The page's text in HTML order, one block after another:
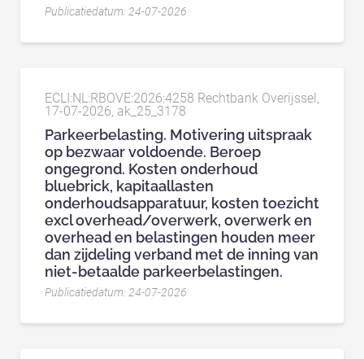
Publicatiedatum: 24-07-2026
ECLI:NL:RBOVE:2026:4258 Rechtbank Overijssel,
17-07-2026, ak_25_3178
Parkeerbelasting. Motivering uitspraak
op bezwaar voldoende. Beroep
ongegrond. Kosten onderhoud
bluebrick, kapitaallasten
onderhoudsapparatuur, kosten toezicht
excl overhead/overwerk, overwerk en
overhead en belastingen houden meer
dan zijdeling verband met de inning van
niet-betaalde parkeerbelastingen.
Publicatiedatum: 24-07-2026